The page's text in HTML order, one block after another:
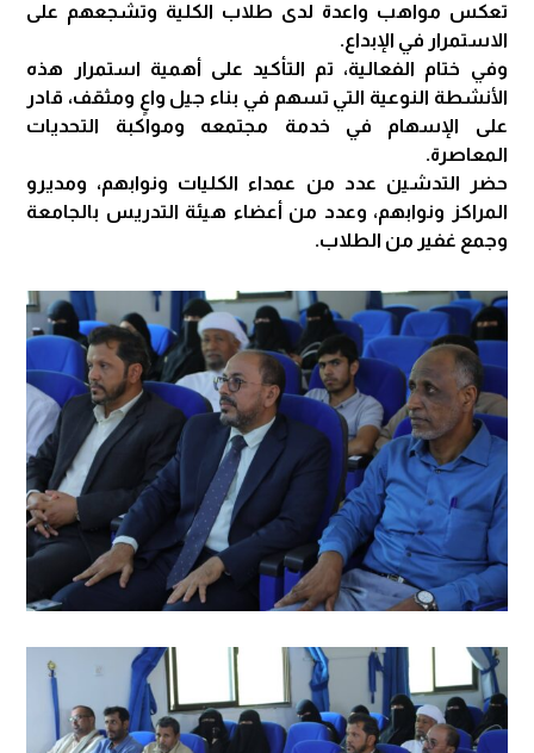
تعكس مواهب واعدة لدى طلاب الكلية وتشجعهم على
الاستمرار في الإبداع.
وفي ختام الفعالية، تم التأكيد على أهمية استمرار هذه
الأنشطة النوعية التي تسهم في بناء جيل واعٍ ومثقف، قادر
على الإسهام في خدمة مجتمعه ومواكبة التحديات
المعاصرة.
حضر التدشين عدد من عمداء الكليات ونوابهم، ومديرو
المراكز ونوابهم، وعدد من أعضاء هيئة التدريس بالجامعة
وجمع غفير من الطلاب.